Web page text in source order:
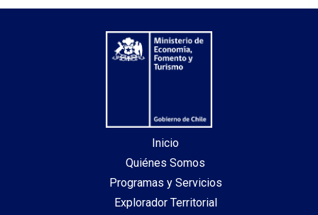
Inicio
Quiénes Somos
Programas y Servicios
Explorador Territorial